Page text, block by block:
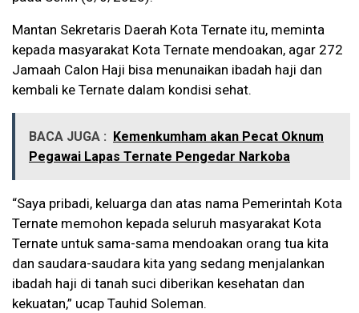
Mantan Sekretaris Daerah Kota Ternate itu, meminta
kepada masyarakat Kota Ternate mendoakan, agar 272
Jamaah Calon Haji bisa menunaikan ibadah haji dan
kembali ke Ternate dalam kondisi sehat.
BACA JUGA : Kemenkumham akan Pecat Oknum
Pegawai Lapas Ternate Pengedar Narkoba
“Saya pribadi, keluarga dan atas nama Pemerintah Kota
Ternate memohon kepada seluruh masyarakat Kota
Ternate untuk sama-sama mendoakan orang tua kita
dan saudara-saudara kita yang sedang menjalankan
ibadah haji di tanah suci diberikan kesehatan dan
kekuatan,” ucap Tauhid Soleman.